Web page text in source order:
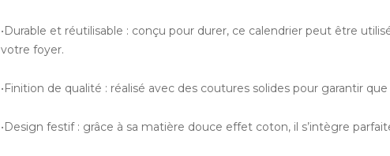
•Durable et réutilisable : conçu pour durer, ce calendrier peut être
votre foyer.
•Finition de qualité : réalisé avec des coutures solides pour garantir
•Design festif : grâce à sa matière douce effet coton, il s’intègre